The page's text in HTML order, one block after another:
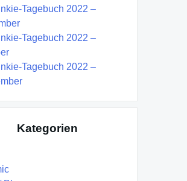
Tagebuch 2022 –
Tagebuch 2022 –
Tagebuch 2022 –
Kategorien